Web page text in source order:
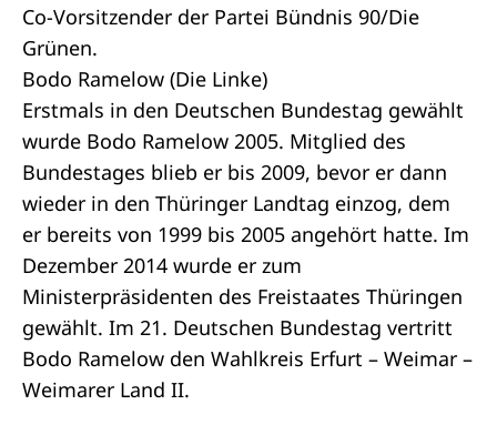
Co-Vorsitzender der Partei Bündnis 90/Die
Grünen.
Bodo Ramelow (Die Linke)
Erstmals in den Deutschen Bundestag gewählt
wurde Bodo Ramelow 2005. Mitglied des
Bundestages blieb er bis 2009, bevor er dann
wieder in den Thüringer Landtag einzog, dem
er bereits von 1999 bis 2005 angehört hatte. Im
Dezember 2014 wurde er zum
Ministerpräsidenten des Freistaates Thüringen
gewählt. Im 21. Deutschen Bundestag vertritt
Bodo Ramelow den Wahlkreis Erfurt – Weimar –
Weimarer Land II.